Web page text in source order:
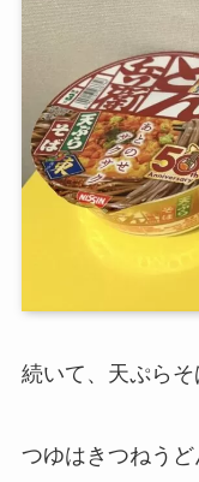
続いて、天ぷらそ
つゆはきつねう